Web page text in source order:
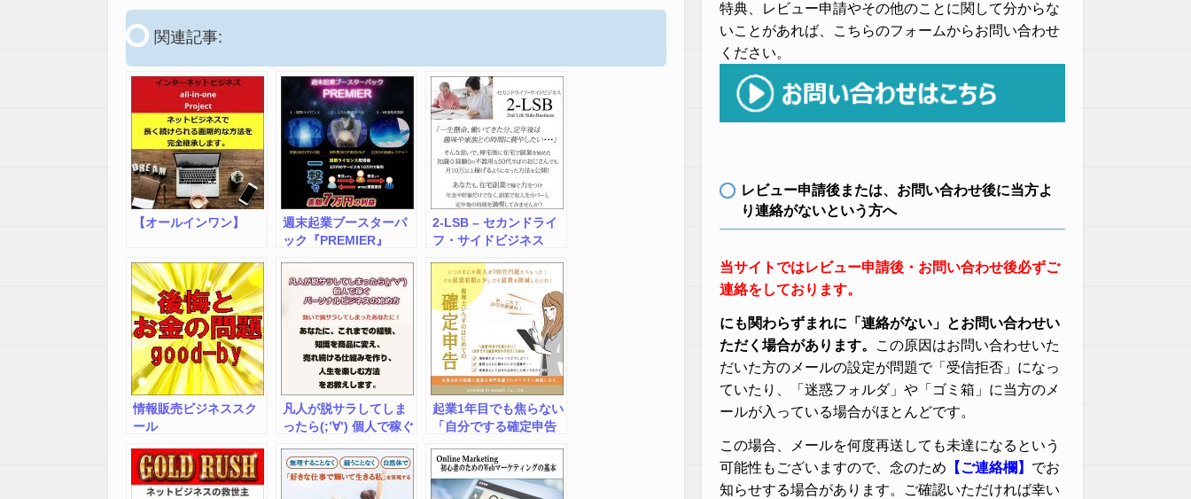
関連記事:
【オールインワン】
週末起業ブースターパ
ック『PREMIER』
2-LSB – セカンドライ
フ・サイドビジネス
情報販売ビジネススク
ール
凡人が脱サラしてしま
ったら(;’∀’) 個人で稼ぐ
始め方
起業1年目でも焦らない
「自分でする確定申告
特典、レビュー申請やその他のことに関して分からな
いことがあれば、こちらのフォームからお問い合わせ
ください。
レビュー申請後または、お問い合わせ後に当方よ
り連絡がないという方へ
当サイトではレビュー申請後・お問い合わせ後必ずご
連絡をしております。
にも関わらずまれに「連絡がない」とお問い合わせい
ただく場合があります。
この原因はお問い合わせいた
だいた方のメールの設定が問題で「受信拒否」になっ
ていたり、「迷惑フォルダ」や「ゴミ箱」に当方のメ
ールが入っている場合がほとんどです。
この場合、メールを何度再送しても未達になるという
可能性もございますので、念のため 【ご連絡欄】 でお
知らせする場合があります。ご確認いただければ幸い